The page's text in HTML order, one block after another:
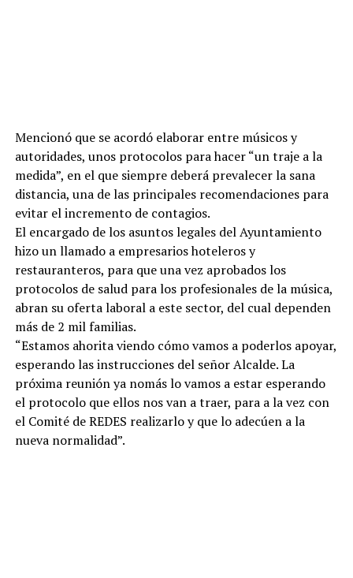
Mencionó que se acordó elaborar entre músicos y
autoridades, unos protocolos para hacer “un traje a la
medida”, en el que siempre deberá prevalecer la sana
distancia, una de las principales recomendaciones para
evitar el incremento de contagios.
El encargado de los asuntos legales del Ayuntamiento
hizo un llamado a empresarios hoteleros y
restauranteros, para que una vez aprobados los
protocolos de salud para los profesionales de la música,
abran su oferta laboral a este sector, del cual dependen
más de 2 mil familias.
“Estamos ahorita viendo cómo vamos a poderlos apoyar,
esperando las instrucciones del señor Alcalde. La
próxima reunión ya nomás lo vamos a estar esperando
el protocolo que ellos nos van a traer, para a la vez con
el Comité de REDES realizarlo y que lo adecúen a la
nueva normalidad”.